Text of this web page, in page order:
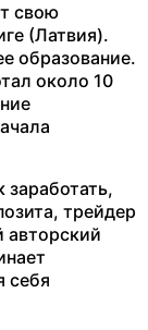
свою
(Латвия).
образование.
около 10
заработать,
трейдер
авторский
себя